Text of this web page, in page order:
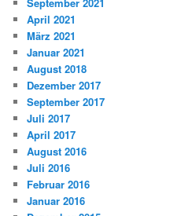
April 2021
März 2021
Januar 2021
August 2018
Dezember 2017
September 2017
Juli 2017
April 2017
August 2016
Juli 2016
Februar 2016
Januar 2016